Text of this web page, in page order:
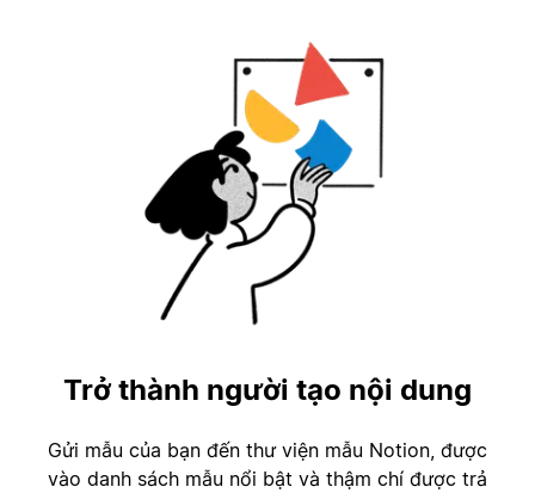
Trở thành người tạo nội dung
Gửi mẫu của bạn đến thư viện mẫu Notion, được
vào danh sách mẫu nổi bật và thậm chí được trả